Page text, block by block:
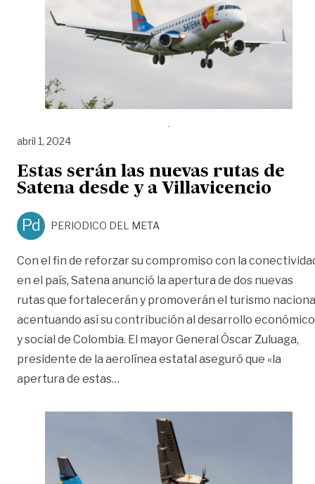
abril 1, 2024
Estas serán las nuevas rutas de
Satena desde y a Villavicencio
Pd PERIODICO DEL META
Con el fin de reforzar su compromiso con la
en el país, Satena anunció la apertura de dos nuevas
rutas que fortalecerán y promoverán el turismo
acentuando así su contribución al desarrollo económico
y social de Colombia. El mayor General Óscar Zuluaga,
presidente de la aerolínea estatal aseguró que «la
apertura de estas…